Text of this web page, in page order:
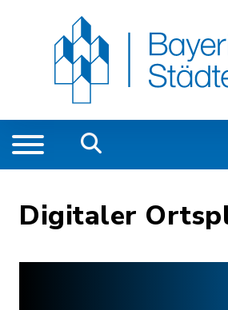
Digitaler